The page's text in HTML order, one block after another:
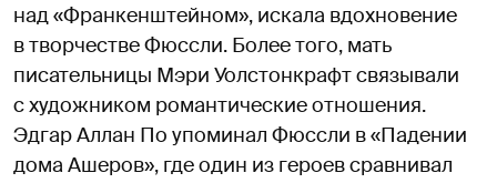
над «Франкенштейном», искала вдохновение
в творчестве Фюссли. Более того, мать
писательницы Мэри Уолстонкрафт связывали
с художником романтические отношения.
Эдгар Аллан По упоминал Фюссли в «Падении
дома Ашеров», где один из героев сравнивал